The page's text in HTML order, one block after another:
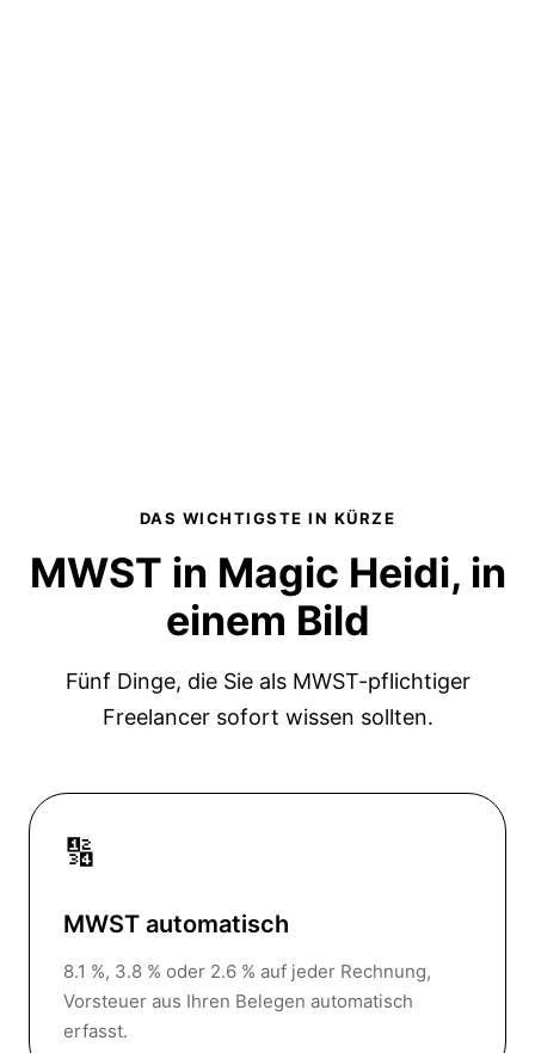
DAS WICHTIGSTE IN KÜRZE
MWST in Magic Heidi, in
einem Bild
Fünf Dinge, die Sie als MWST-pflichtiger
Freelancer sofort wissen sollten.
🔢
MWST automatisch
8.1 %, 3.8 % oder 2.6 % auf jeder Rechnung,
Vorsteuer aus Ihren Belegen automatisch
erfasst.